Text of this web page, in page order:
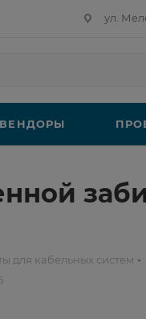
ул.
ВЕНДОРЫ
для кабельных систем